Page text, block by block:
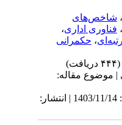
شاخص‌های
فناوری اداری،
،حکمرانی
مقاله:
دریافت: 1403/9/22 | پذیرش: 1403/11/14 | انتشار: